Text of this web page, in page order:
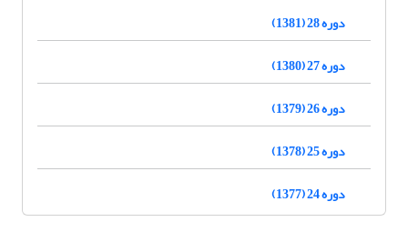
دوره 28 (1381)
دوره 27 (1380)
دوره 26 (1379)
دوره 25 (1378)
دوره 24 (1377)